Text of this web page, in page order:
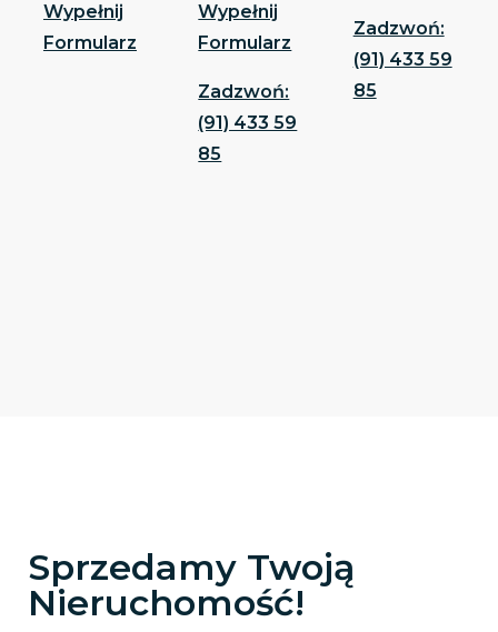
Wypełnij
Formularz
Wypełnij
Formularz
Zadzwoń:
(91) 433 59
85
Zadzwoń:
(91) 433 59
85
Sprzedamy Twoją
Nieruchomość!